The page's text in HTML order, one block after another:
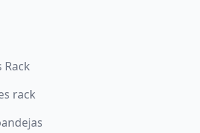
rack